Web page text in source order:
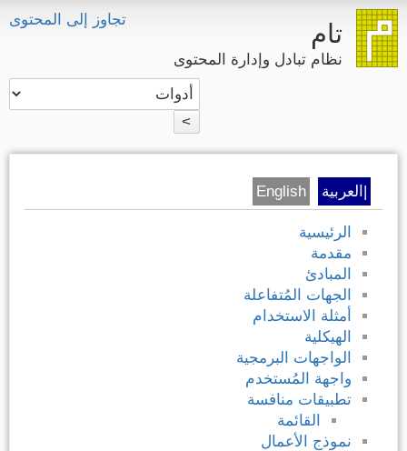
تجاوز إلى المحتوى تام
نظام تبادل وإدارة المحتوى
>
|العربية English
الرئيسية
مقدمة
المبادئ
الجهات المُتفاعلة
أمثلة الاستخدام
الهيكلية
الواجهات البرمجية
واجهة المُستخدم
تطبيقات منافسة
القائمة
نموذج الأعمال